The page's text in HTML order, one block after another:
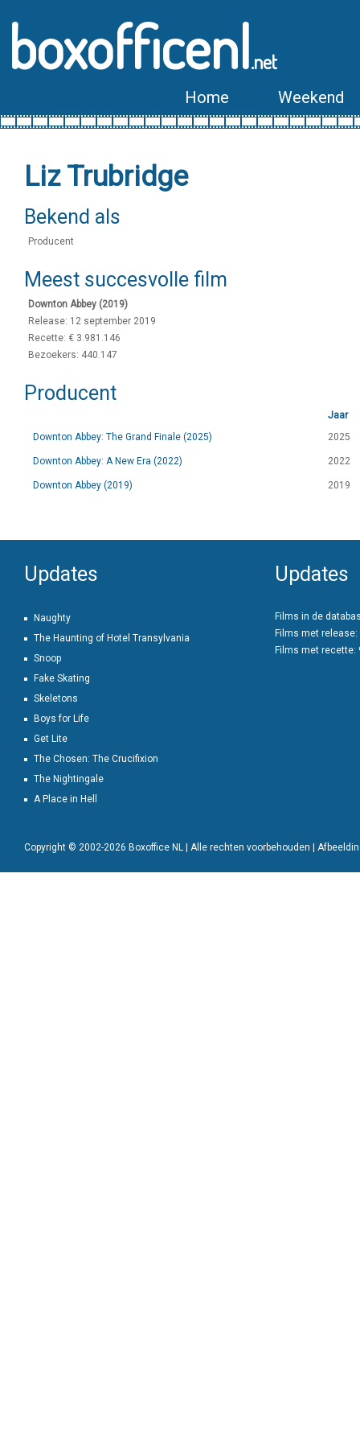
boxofficenl.net
Home Weekend
Liz Trubridge
Bekend als
Producent
Meest succesvolle film
Downton Abbey (2019)
Release: 12 september 2019
Recette: € 3.981.146
Bezoekers: 440.147
Producent
Jaar
Downton Abbey: The Grand Finale (2025)
2025
Downton Abbey: A New Era (2022) 2022
Downton Abbey (2019) 2019
Updates
Naughty
The Haunting of Hotel Transylvania
Snoop
Fake Skating
Skeletons
Boys for Life
Get Lite
The Chosen: The Crucifixion
The Nightingale
A Place in Hell
Updates
Films in de
Films met release:
Films met recette:
Copyright © 2002-2026 Boxoffice NL | Alle rechten voorbehouden |